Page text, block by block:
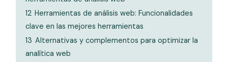
12 Herramientas de análisis web: Funcionalidades
clave en las mejores herramientas
13 Alternativas y complementos para optimizar la
analítica web